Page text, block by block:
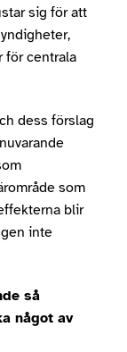
sig för att
för centrala
dess förslag
som
blir
inte
så
något av